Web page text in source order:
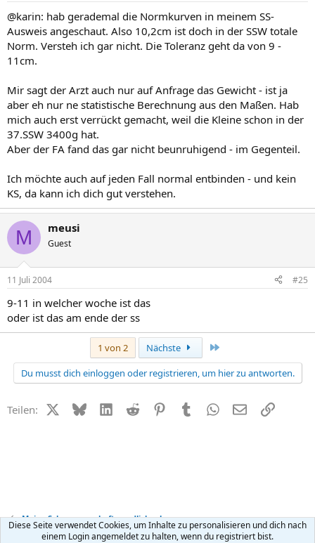
@karin: hab gerademal die Normkurven in meinem SS-
Ausweis angeschaut. Also 10,2cm ist doch in der SSW totale
Norm. Versteh ich gar nicht. Die Toleranz geht da von 9 -
11cm.
Mir sagt der Arzt auch nur auf Anfrage das Gewicht - ist ja
aber eh nur ne statistische Berechnung aus den Maßen. Hab
mich auch erst verrückt gemacht, weil die Kleine schon in der
37.SSW 3400g hat.
Aber der FA fand das gar nicht beunruhigend - im Gegenteil.
Ich möchte auch auf jeden Fall normal entbinden - und kein
KS, da kann ich dich gut verstehen.
M meusi
Guest
11 Juli 2004 #25
9-11 in welcher woche ist das
oder ist das am ende der ss
1 von 2 Nächste
Du musst dich einloggen oder registrieren, um hier zu antworten.
Teilen: X (Twitter)
BlueskyLinkedIn
Reddit PinterestTumblr WhatsApp
E-MailLink
Meine Schwangerschaft - endlich schwanger
Diese Seite verwendet Cookies, um Inhalte zu personalisieren und dich nach
einem Login angemeldet zu halten, wenn du registriert bist.